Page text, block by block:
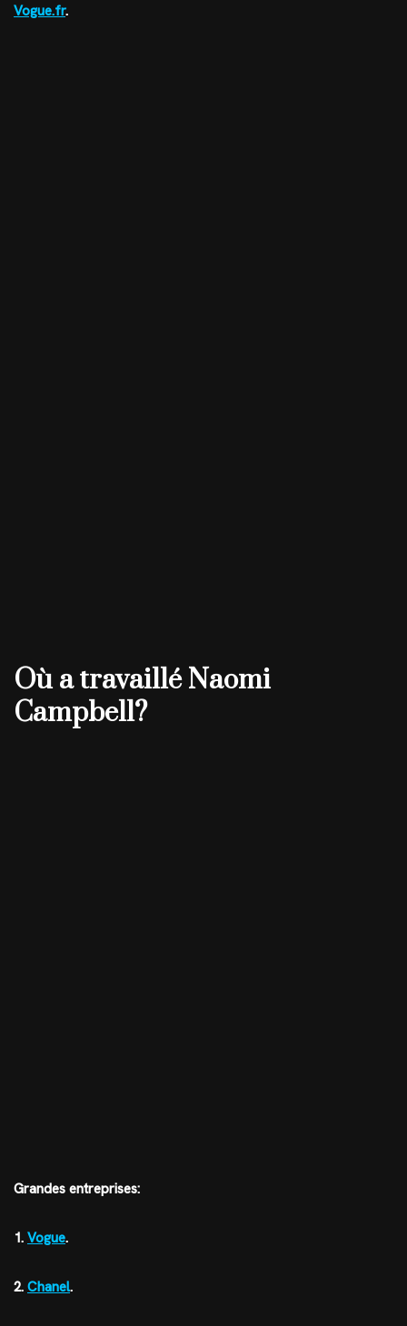
Vogue.fr.
Où a travaillé Naomi
Campbell?
Grandes entreprises:
1. Vogue.
2. Chanel.